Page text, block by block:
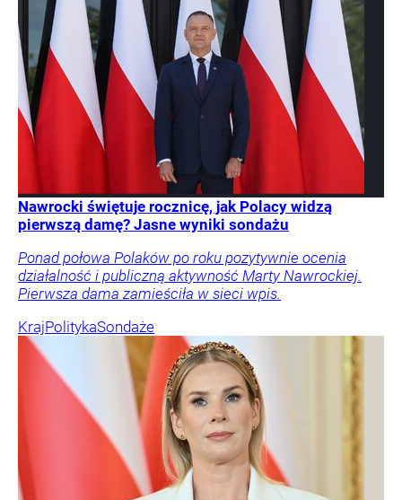
Nawrocki świętuje rocznicę, jak Polacy widzą
pierwszą damę? Jasne wyniki sondażu
Ponad połowa Polaków po roku pozytywnie ocenia
działalność i publiczną aktywność Marty Nawrockiej.
Pierwsza dama zamieściła w sieci wpis.
KrajPolitykaSondaże